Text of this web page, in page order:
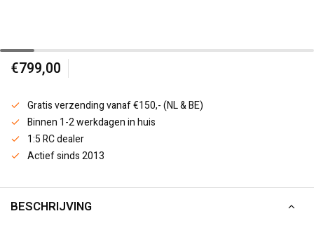
€799,00
Gratis verzending vanaf €150,- (NL & BE)
Binnen 1-2 werkdagen in huis
1:5 RC dealer
Actief sinds 2013
BESCHRIJVING